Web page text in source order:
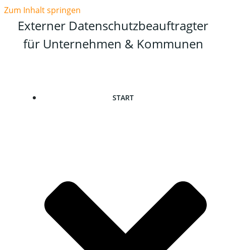
Zum Inhalt springen
Externer Datenschutzbeauftragter
für Unternehmen & Kommunen
START